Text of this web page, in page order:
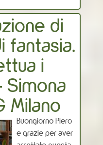
di
fantasia.
i
Simona
Milano
Buongiorno Piero
e grazie per aver